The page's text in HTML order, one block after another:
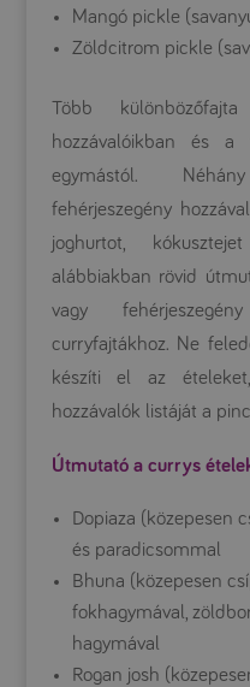
Mangó pickle
Zöldcitrom pickle
Több
hozzávalóikban és
egymástól.
fehérjeszegény
joghurtot,
alábbiakban rövid
vagy
curryfajtákhoz. Ne
készíti el az
hozzávalók listáját a
Útmutató a currys
Dopiaza (közepesen
és paradicsommal
Bhuna (közepesen
fokhagymával,
hagymával
Rogan josh